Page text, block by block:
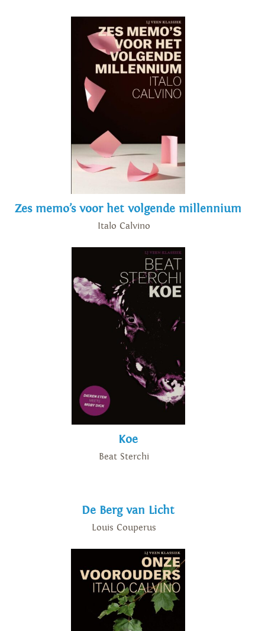
Zes memo’s voor het volgende millennium
Italo Calvino
Koe
Beat Sterchi
De Berg van Licht
Louis Couperus